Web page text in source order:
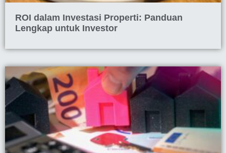
ROI dalam Investasi Properti: Panduan
Lengkap untuk Investor